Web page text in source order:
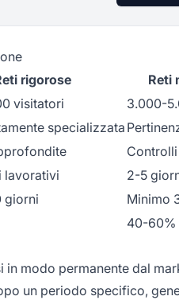
rigorose Reti
visitatori 3.000-
specializzata
lavorativi 2-5
giorni Minimo
40-60%
in modo permanente dal
un periodo specifico,